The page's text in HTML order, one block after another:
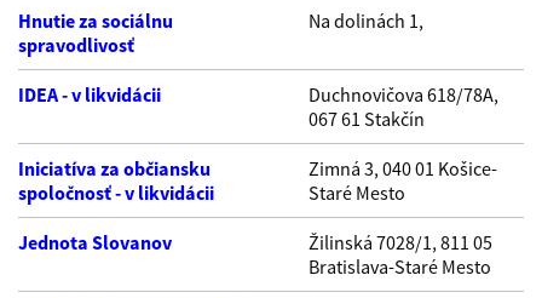
Hnutie za sociálnu
spravodlivosť
Na dolinách 1,
IDEA - v likvidácii
Duchnovičova 618/78A,
067 61 Stakčín
Iniciatíva za občiansku
spoločnosť - v likvidácii
Zimná 3, 040 01 Košice-
Staré Mesto
Jednota Slovanov
Žilinská 7028/1, 811 05
Bratislava-Staré Mesto